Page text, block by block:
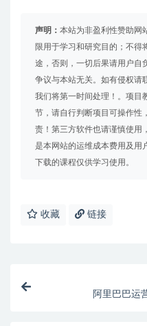
声明： 本站为非盈利性赞助网
限用于学习和研究目的；不得
途，否则，一切后果请用户自
争议与本站无关。如有侵权请
我们将第一时间处理！。项目
节，请自行判断项目可操作性
责！第三方软件也请谨慎使用
是本网站的运维成本费用及用
下载的课程仅供学习使用。
收藏 链接
阿里巴巴运